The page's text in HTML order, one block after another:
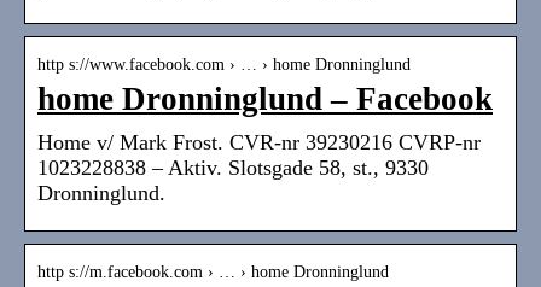
http s://www.facebook.com › … › home Dronninglund
home Dronninglund – Facebook
Home v/ Mark Frost. CVR-nr 39230216 CVRP-nr
1023228838 – Aktiv. Slotsgade 58, st., 9330
Dronninglund.
http s://m.facebook.com › … › home Dronninglund